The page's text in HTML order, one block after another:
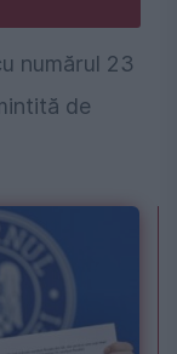
numărul 23
de